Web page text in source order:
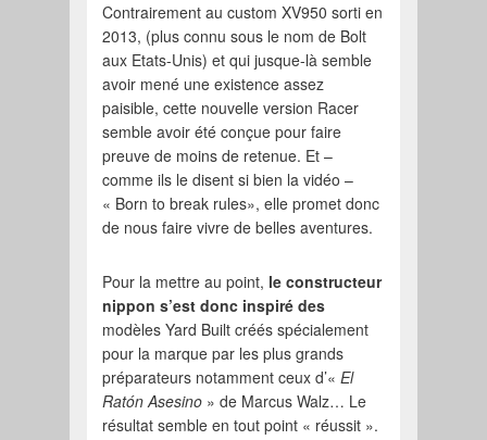
Contrairement au custom XV950 sorti en
2013, (plus connu sous le nom de Bolt
aux Etats-Unis) et qui jusque-là semble
avoir mené une existence assez
paisible, cette nouvelle version Racer
semble avoir été conçue pour faire
preuve de moins de retenue. Et –
comme ils le disent si bien la vidéo –
« Born to break rules», elle promet donc
de nous faire vivre de belles aventures.
Pour la mettre au point, le constructeur
nippon s’est donc inspiré des
modèles Yard Built créés spécialement
pour la marque par les plus grands
préparateurs notamment ceux d’«El
Ratón Asesino » de Marcus Walz… Le
résultat semble en tout point « réussit ».